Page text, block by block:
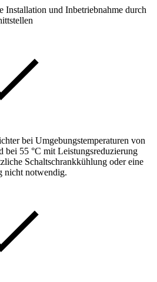
Installation und Inbetriebnahme durch
bei Umgebungstemperaturen von
bei 55 °C mit Leistungsreduzierung
Schaltschrankkühlung oder eine
nicht notwendig.